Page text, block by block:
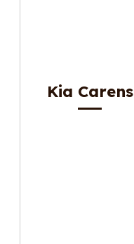
Kia Carens